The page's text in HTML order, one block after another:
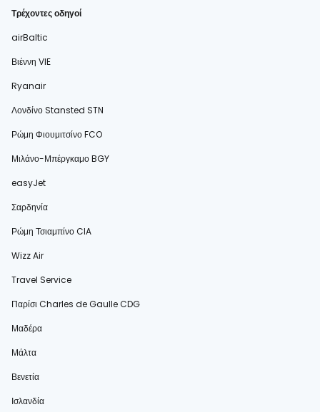
Τρέχοντες οδηγοί
airBaltic
Βιέννη VIE
Ryanair
Λονδίνο Stansted STN
Ρώμη Φιουμιτσίνο FCO
Μιλάνο-Μπέργκαμο BGY
easyJet
Σαρδηνία
Ρώμη Τσιαμπίνο CIA
Wizz Air
Travel Service
Παρίσι Charles de Gaulle CDG
Μαδέρα
Μάλτα
Βενετία
Ισλανδία